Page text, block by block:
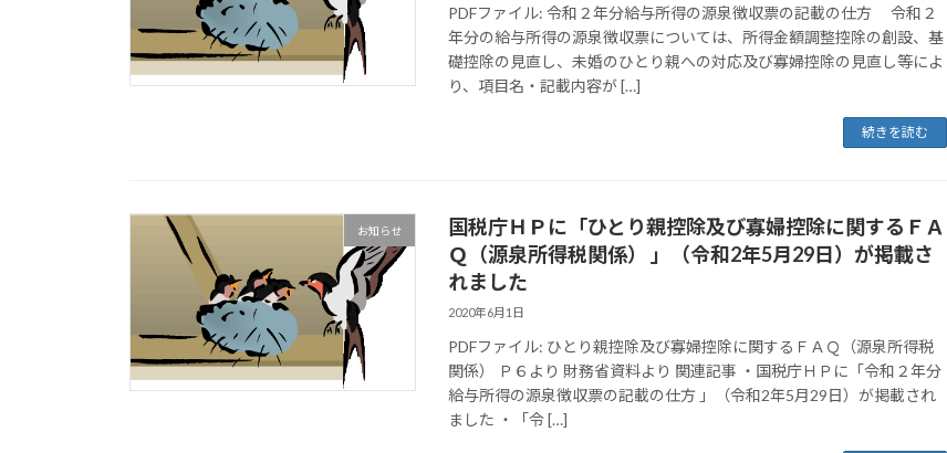
PDFファイル: 令和２年分給与所得の源泉徴収票の記載の仕方 令和２
年分の給与所得の源泉徴収票については、所得金額調整控除の創設、基
礎控除の見直し、未婚のひとり親への対応及び寡婦控除の見直し等によ
り、項目名・記載内容が […]
続きを読む
お知らせ
国税庁ＨＰに「ひとり親控除及び寡婦控除に関するＦＡ
Ｑ（源泉所得税関係） 」（令和2年5月29日）が掲載さ
れました
2020年6月1日
PDFファイル: ひとり親控除及び寡婦控除に関するＦＡＱ（源泉所得税
関係） Ｐ６より 財務省資料より 関連記事 ・国税庁ＨＰに「令和２年分
給与所得の源泉徴収票の記載の仕方 」（令和2年5月29日）が掲載され
ました ・「令 […]